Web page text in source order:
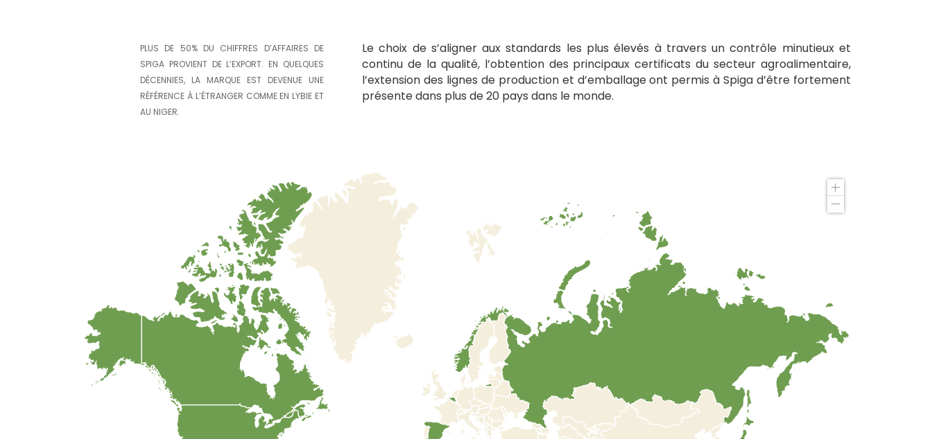
PLUS DE 50% DU CHIFFRES D’AFFAIRES DE
SPIGA PROVIENT DE L’EXPORT. EN QUELQUES
DÉCENNIES, LA MARQUE EST DEVENUE UNE
RÉFÉRENCE À L’ÉTRANGER COMME EN LYBIE ET
AU NIGER.
Le choix de s’aligner aux standards les plus élevés à travers un contrôle minutieux et
continu de la qualité, l’obtention des principaux certificats du secteur agroalimentaire,
l’extension des lignes de production et d’emballage ont permis à Spiga d’être fortement
présente dans plus de 20 pays dans le monde.